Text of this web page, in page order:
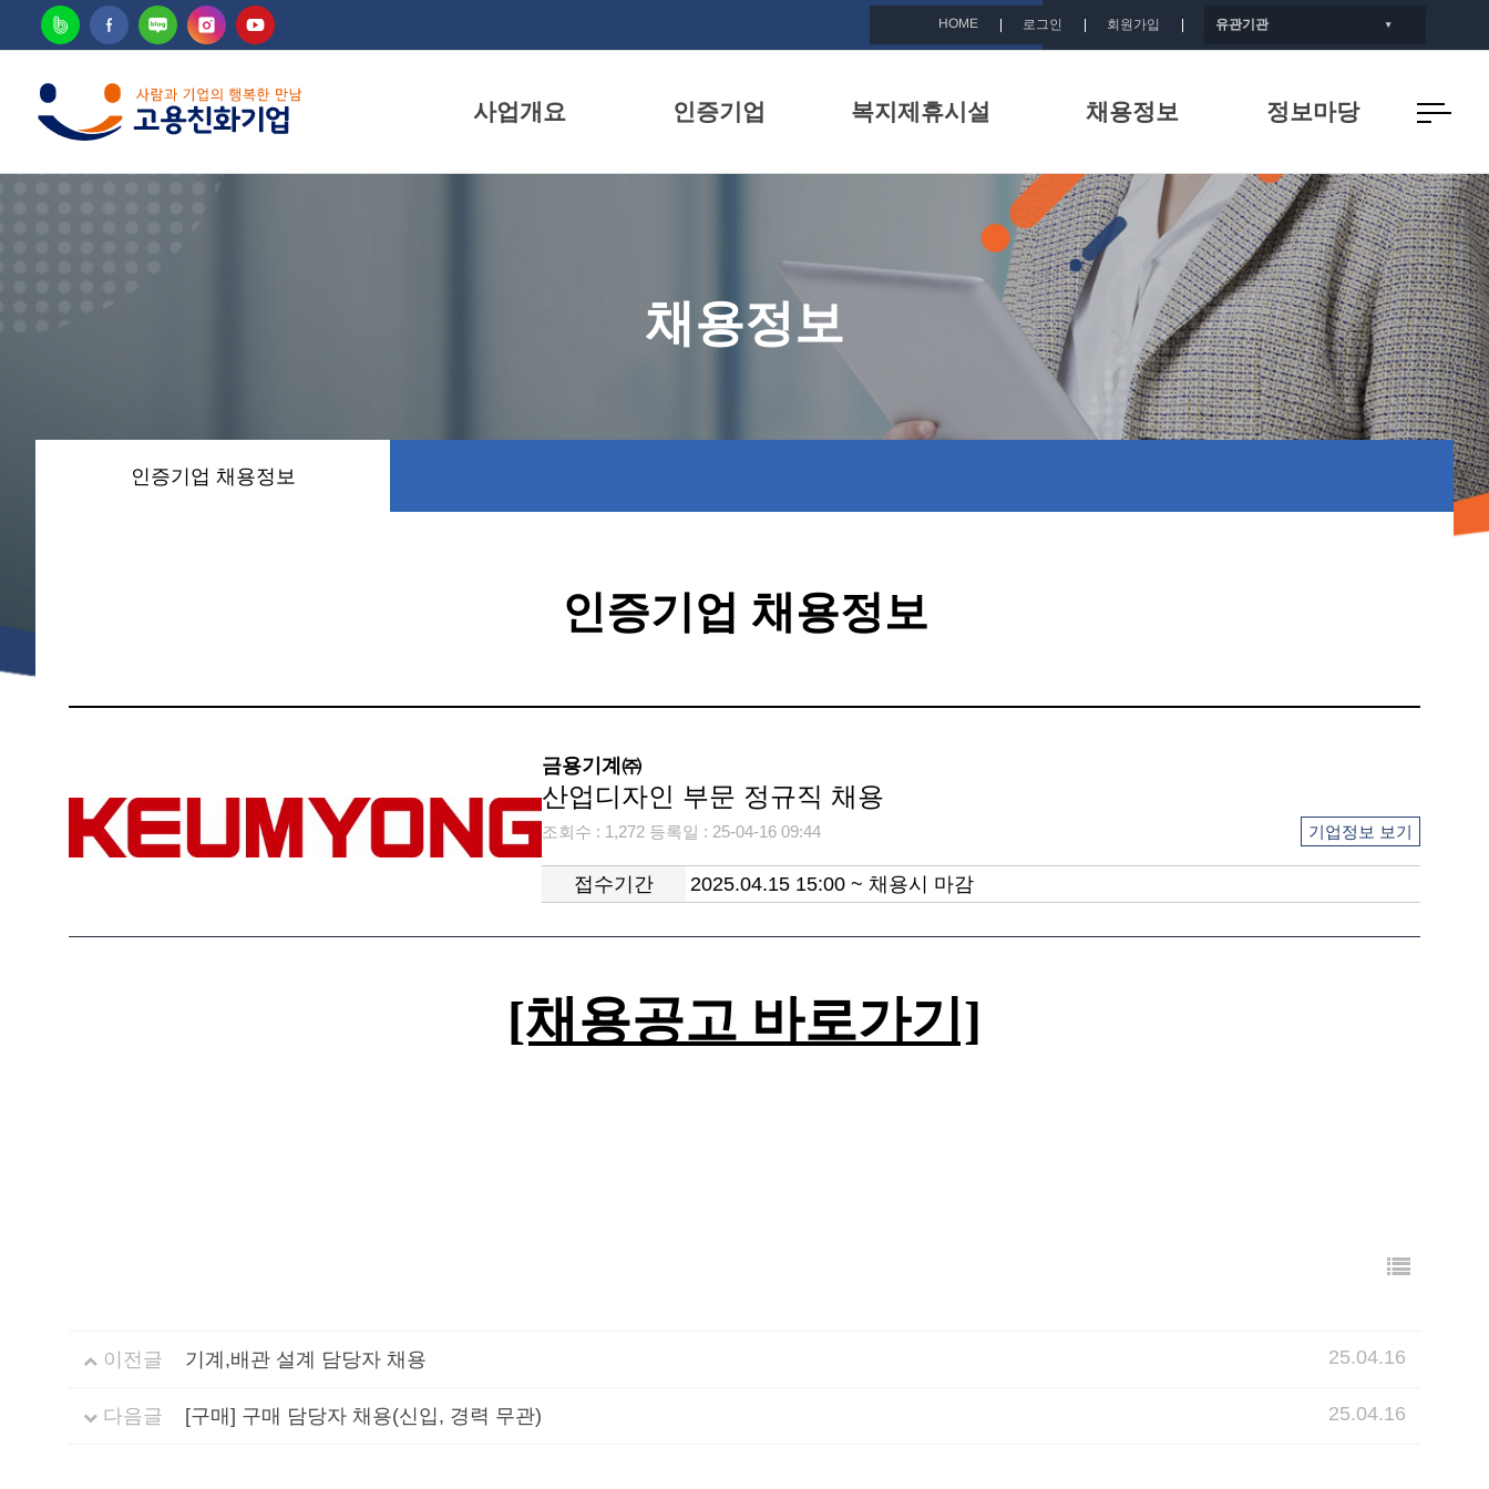
유관기관 ▼
회원가입
로그인
HOME
사업개요
고용친화기업이란
인증기업
인증기업 목록
인증기업 뉴스
복지제휴시설
복지제휴시설 소개
제휴시설 이벤트
채용정보
인증기업 채용정보
정보마당
공지사항
채용정보
인증기업 채용정보
인증기업 채용정보
금용기계㈜
산업디자인 부문 정규직 채용
조회수 : 1,272 등록일 : 25-04-16 09:44 기업정보 보기
접수기간 2025.04.15 15:00 ~ 채용시 마감
[채용공고 바로가기]
이전글 기계,배관 설계 담당자 채용 25.04.16
다음글 [구매] 구매 담당자 채용(신입, 경력 무관) 25.04.16